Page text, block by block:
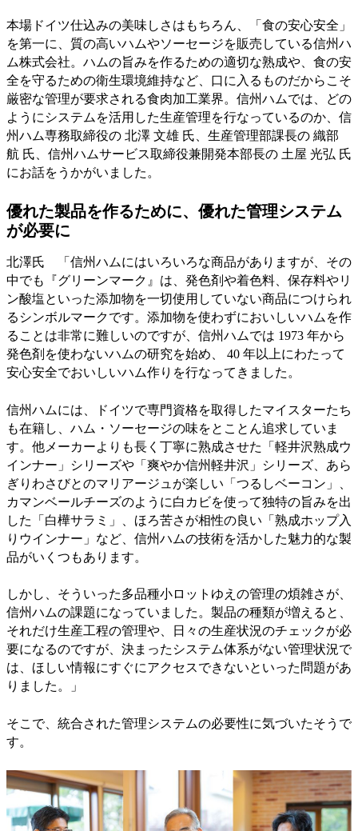
本場ドイツ仕込みの美味しさはもちろん、「食の安心安全」
を第一に、質の高いハムやソーセージを販売している信州ハ
ム株式会社。ハムの旨みを作るための適切な熟成や、食の安
全を守るための衛生環境維持など、口に入るものだからこそ
厳密な管理が要求される食肉加工業界。信州ハムでは、どの
ようにシステムを活用した生産管理を行なっているのか、信
州ハム専務取締役の 北澤 文雄 氏、生産管理部課長の 織部
航 氏、信州ハムサービス取締役兼開発本部長の 土屋 光弘 氏
にお話をうかがいました。
優れた製品を作るために、優れた管理システム
が必要に
北澤氏 「信州ハムにはいろいろな商品がありますが、その
中でも『グリーンマーク』は、発色剤や着色料、保存料やリ
ン酸塩といった添加物を一切使用していない商品につけられ
るシンボルマークです。添加物を使わずにおいしいハムを作
ることは非常に難しいのですが、信州ハムでは 1973 年から
発色剤を使わないハムの研究を始め、 40 年以上にわたって
安心安全でおいしいハム作りを行なってきました。
信州ハムには、ドイツで専門資格を取得したマイスターたち
も在籍し、ハム・ソーセージの味をとことん追求していま
す。他メーカーよりも長く丁寧に熟成させた「軽井沢熟成ウ
インナー」シリーズや「爽やか信州軽井沢」シリーズ、あら
ぎりわさびとのマリアージュが楽しい「つるしベーコン」、
カマンベールチーズのように白カビを使って独特の旨みを出
した「白樺サラミ」、ほろ苦さが相性の良い「熟成ホップ入
りウインナー」など、信州ハムの技術を活かした魅力的な製
品がいくつもあります。
しかし、そういった多品種小ロットゆえの管理の煩雑さが、
信州ハムの課題になっていました。製品の種類が増えると、
それだけ生産工程の管理や、日々の生産状況のチェックが必
要になるのですが、決まったシステム体系がない管理状況で
は、ほしい情報にすぐにアクセスできないといった問題があ
りました。」
そこで、統合された管理システムの必要性に気づいたそうで
す。